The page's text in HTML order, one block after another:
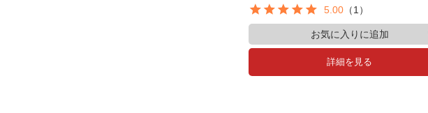
5.00（1）
詳細を見る
お気に入りに追加